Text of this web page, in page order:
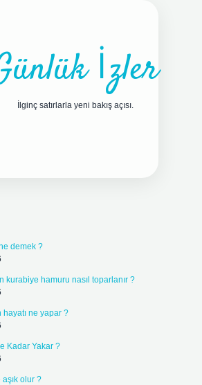
İzler
İlginç satırlarla yeni bakış açısı.
demek ?
kurabiye hamuru nasıl toparlanır ?
hayatı ne yapar ?
Kadar Yakar ?
olur ?